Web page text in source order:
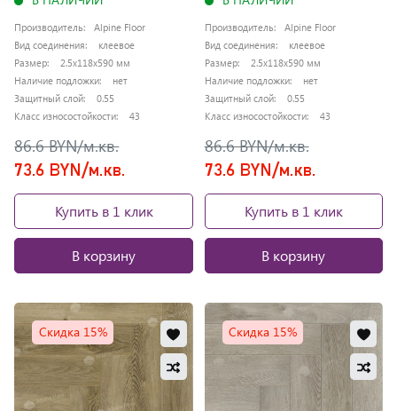
Производитель:
Alpine Floor
Вид соединения:
клеевое
Размер:
2.5x118x590 мм
Наличие подложки:
нет
Защитный слой:
0.55
Класс износостойкости:
43
86.6 BYN/м.кв.
73.6 BYN/м.кв.
Купить в 1 клик
В корзину
Производитель:
Alpine Floor
Вид соединения:
клеевое
Размер:
2.5x118x590 мм
Наличие подложки:
нет
Защитный слой:
0.55
Класс износостойкости:
43
86.6 BYN/м.кв.
73.6 BYN/м.кв.
Купить в 1 клик
В корзину
Скидка 15%
Добавить
в
избранное
Обновляю
список...
Добавить
в
сравнение
Скидка 15%
в
в